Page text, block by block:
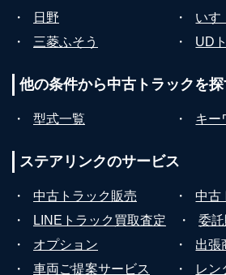
・ 日野 ・
いす
・
三菱ふそう ・ UD
他の条件から中古トラックを
・ 型式一覧 ・ キー
ステアリンクのサービス
・ 中古トラック販売 ・
中古
・
LINEトラック買取査定 ・
委
・
オプション ・
出張
・
車両ご提案サービス ・ レン